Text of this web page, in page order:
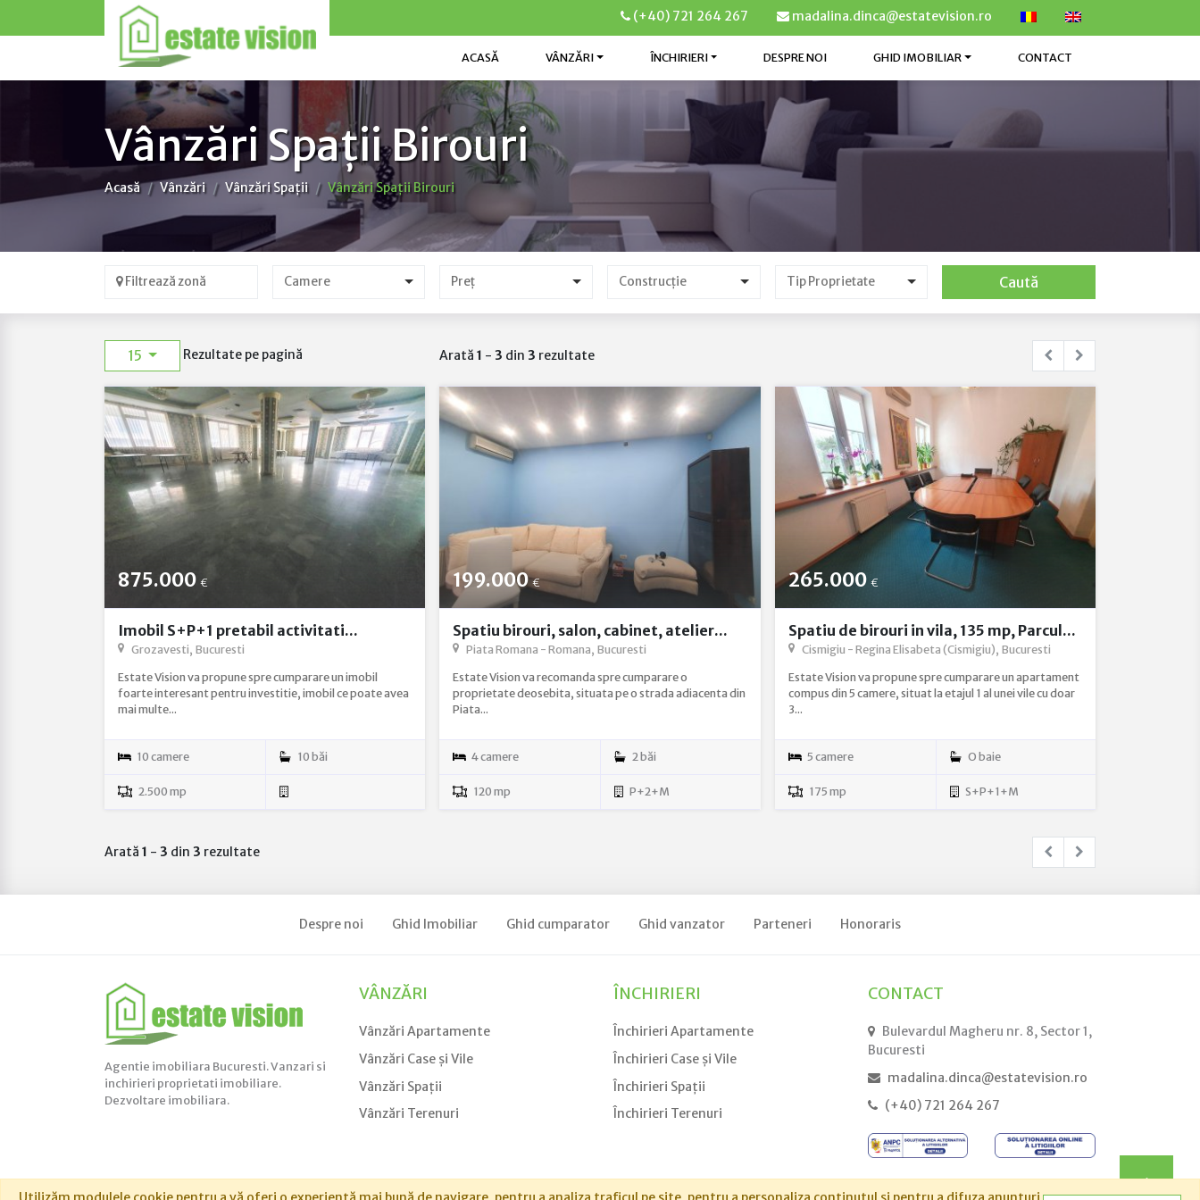
(+40) 721 264 267 madalina.dinca@estatevision.ro
ACASĂ VÂNZĂRI ÎNCHIRIERI DESPRE NOI GHID IMOBILIAR CONTACT
Vânzări Spații Birouri
Acasă Vânzări Vânzări Spații Vânzări Spații Birouri
Filtrează zonă Preț Caută
15 Rezultate pe pagină Arată1 -3 din3 rezultate
875.000 €
Imobil S+P+1 pretabil activitati...
Grozavesti, Bucuresti
Estate Vision va propune spre cumparare un imobil
foarte interesant pentru investitie, imobil ce poate avea
mai multe...
10 camere 10 băi
2.500 mp
199.000€
Spatiu birouri, salon, cabinet, atelier...
Piata Romana - Romana, Bucuresti
Estate Vision va recomanda spre cumparare o
proprietate deosebita, situata pe o strada adiacenta din
Piata...
4 camere 2 băi
120 mp P+2+M
265.000 €
Spatiu de birouri in vila, 135 mp, Parcul...
Cismigiu - Regina Elisabeta (Cismigiu), Bucuresti
Estate Vision va propune spre cumparare un apartament
compus din 5 camere, situat la etajul 1 al unei vile cu doar
3...
5 camere O baie
175 mp S+P+1+M
Arată 1 - 3 din 3 rezultate
Despre noi Ghid Imobiliar Ghid cumparator Ghid vanzator Parteneri Honoraris
Agentie imobiliara Bucuresti. Vanzari si
inchirieri proprietati imobiliare.
Dezvoltare imobiliara.
VÂNZĂRI
Vânzări Apartamente
Vânzări Case și Vile
Vânzări Spații
Vânzări Terenuri
ÎNCHIRIERI
Închirieri Apartamente
Închirieri Case și Vile
Închirieri Spații
Închirieri Terenuri
CONTACT
Bulevardul Magheru nr. 8, Sector 1,
Bucuresti
madalina.dinca@estatevision.ro
(+40) 721 264 267